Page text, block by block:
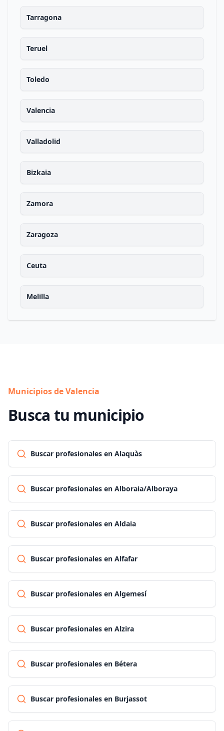
Tarragona
Teruel
Toledo
Valencia
Valladolid
Bizkaia
Zamora
Zaragoza
Ceuta
Melilla
Municipios de Valencia
Busca tu municipio
Buscar profesionales en Alaquàs
Buscar profesionales en Alboraia/Alboraya
Buscar profesionales en Aldaia
Buscar profesionales en Alfafar
Buscar profesionales en Algemesí
Buscar profesionales en Alzira
Buscar profesionales en Bétera
Buscar profesionales en Burjassot